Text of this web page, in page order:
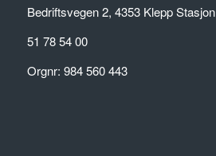
Bedriftsvegen 2, 4353 Klepp Stasjon
51 78 54 00
Orgnr: 984 560 443